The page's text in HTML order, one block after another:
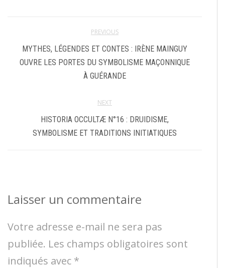
PREVIOUS
MYTHES, LÉGENDES ET CONTES : IRÈNE MAINGUY
OUVRE LES PORTES DU SYMBOLISME MAÇONNIQUE
À GUÉRANDE
NEXT
HISTORIA OCCULTÆ N°16 : DRUIDISME,
SYMBOLISME ET TRADITIONS INITIATIQUES
Laisser un commentaire
Votre adresse e-mail ne sera pas
publiée. Les champs obligatoires sont
indiqués avec *